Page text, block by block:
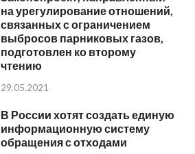
на урегулирование отношений,
связанных с ограничением
выбросов парниковых газов,
подготовлен ко второму
чтению
29.05.2021
В России хотят создать единую
информационную систему
обращения с отходами